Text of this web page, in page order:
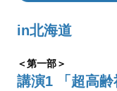
in北海道
＜第一部＞
講演1 「超高